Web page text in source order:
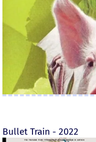
Bullet Train - 2022